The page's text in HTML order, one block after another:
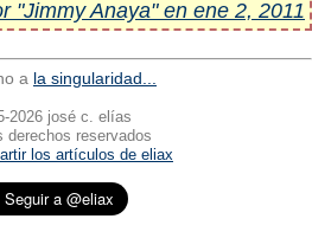
"Jimmy Anaya" en ene 2, 2011
a la singularidad...
2026 josé c. elías
derechos reservados
los artículos de eliax